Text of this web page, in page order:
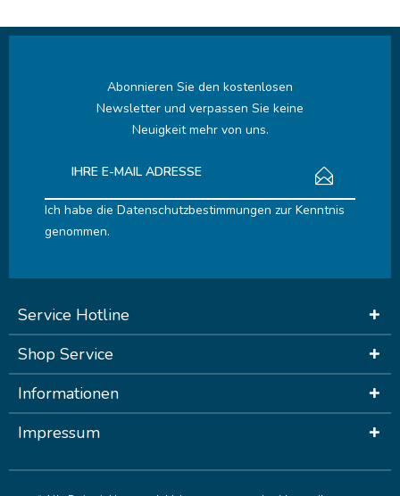
Abonnieren Sie den kostenlosen
Newsletter und verpassen Sie keine
Neuigkeit mehr von uns.
Ich habe die Datenschutzbestimmungen zur Kenntnis
genommen.
Service Hotline
Shop Service
Informationen
Impressum